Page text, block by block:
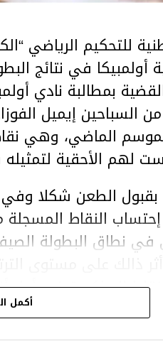
في نتائج
بمطالبة نادي
السباحين إيميل
الماضي، وهي
لهم الأحقية
الطعن شكلا وفي
النقاط
المذكورة في
الترجي الرياضي ومنحه
أكمل